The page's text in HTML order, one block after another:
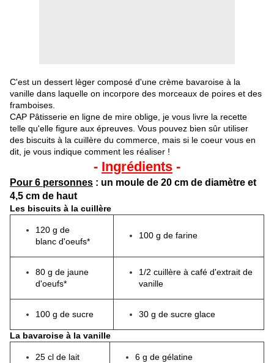
C'est un dessert lèger composé d'une crème bavaroise à la
vanille dans laquelle on incorpore des morceaux de poires et des
framboises.
CAP Pâtisserie en ligne de mire oblige, je vous livre la recette
telle qu'elle figure aux épreuves. Vous pouvez bien sûr utiliser
des biscuits à la cuillère du commerce, mais si le coeur vous en
dit, je vous indique comment les réaliser !
- Ingrédients -
Pour 6 personnes : un moule de 20 cm de diamètre et
4,5 cm de haut
Les biscuits à la cuillère
120 g de
blanc d'oeufs*
100 g de farine
80 g de jaune
d'oeufs*
1/2 cuillère à café d'extrait de
vanille
100 g de sucre 30 g de sucre glace
La bavaroise à la vanille
25 cl de lait 6 g de gélatine